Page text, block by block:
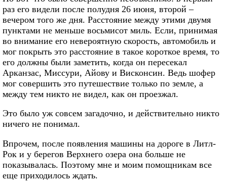
раз его видели после полудня 26 июня, второй –
вечером того же дня. Расстояние между этими двумя
пунктами не меньше восьмисот миль. Если, принимая
во внимание его невероятную скорость, автомобиль и
мог покрыть это расстояние в такое короткое время, то
его должны были заметить, когда он пересекал
Арканзас, Миссури, Айову и Висконсин. Ведь шофер
мог совершить это путешествие только по земле, а
между тем никто не видел, как он проезжал.
Это было уж совсем загадочно, и действительно никто
ничего не понимал.
Впрочем, после появления машины на дороге в Литл-
Рок и у берегов Верхнего озера она больше не
показывалась. Поэтому мне и моим помощникам все
еще приходилось ждать.